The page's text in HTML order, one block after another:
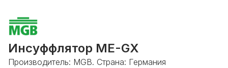
Инсуффлятор ME-GX
Производитель: MGB. Страна: Германия